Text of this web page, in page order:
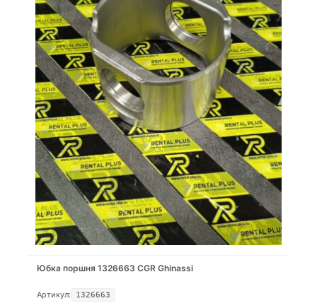
Юбка поршня 1326663 CGR Ghinassi
Артикул: 1326663